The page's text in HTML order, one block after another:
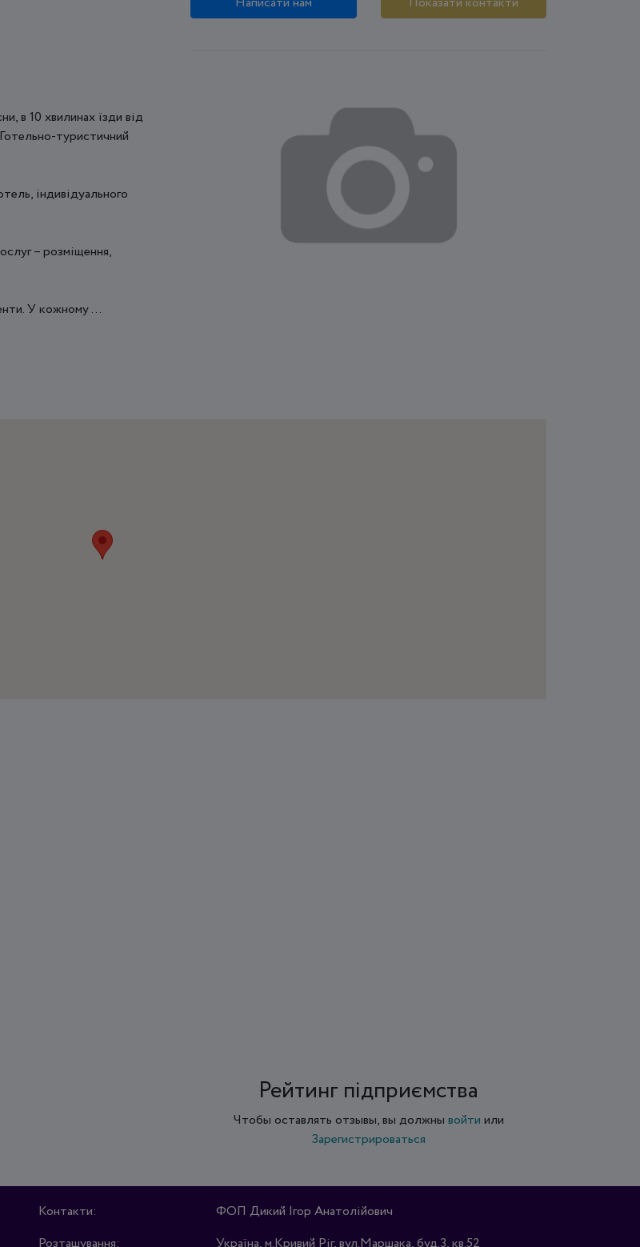
в 10 хвилинах їзди від
туристичний
індивідуального
– розміщення,
У кожному ...
Рейтинг підприємства
Чтобы оставлять отзывы, вы должны войти или
Зарегистрироваться
Контакти:
ФОП Дикий Ігор Анатолійович
Розташування:
Україна, м.Кривий Ріг, вул.Маршака, буд.3, кв.52